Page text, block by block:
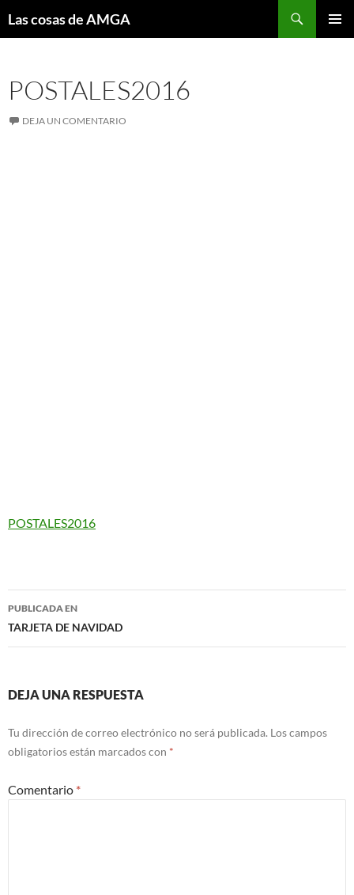
Las cosas de AMGA
POSTALES2016
DEJA UN COMENTARIO
POSTALES2016
Navegación
de
PUBLICADA EN
TARJETA DE NAVIDAD
DEJA UNA RESPUESTA
Tu dirección de correo electrónico no será publicada. Los campos
obligatorios están marcados con *
Comentario *